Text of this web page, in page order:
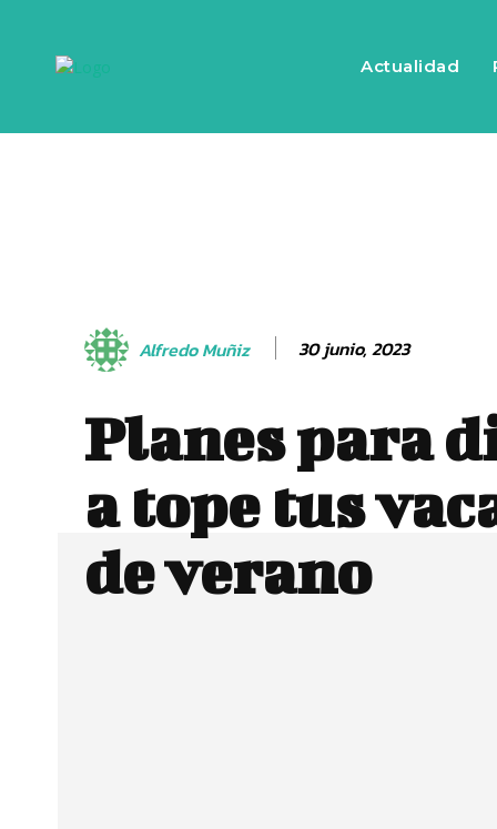
Actualidad
Alfredo Muñiz 30 junio, 2023
Planes para
a tope tus
de verano